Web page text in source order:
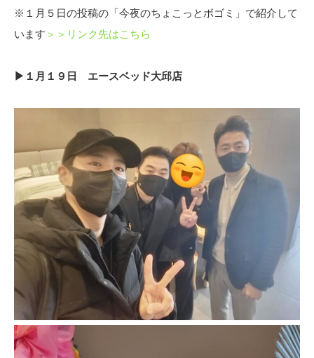
※１月５日の投稿の「今夜のちょこっとボゴミ」で紹介して
います ＞＞リンク先はこちら
▶１月１９日 エースベッド大邱店